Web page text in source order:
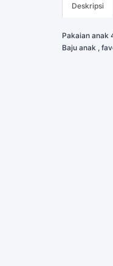
Deskripsi
Pakaian anak
Baju anak ,